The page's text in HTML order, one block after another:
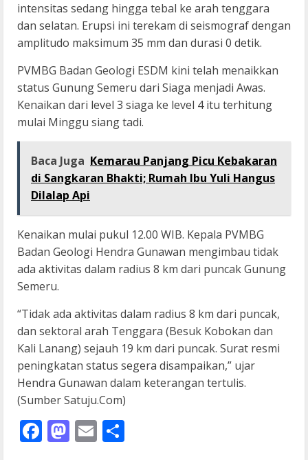
intensitas sedang hingga tebal ke arah tenggara
dan selatan. Erupsi ini terekam di seismograf dengan
amplitudo maksimum 35 mm dan durasi 0 detik.
PVMBG Badan Geologi ESDM kini telah menaikkan
status Gunung Semeru dari Siaga menjadi Awas.
Kenaikan dari level 3 siaga ke level 4 itu terhitung
mulai Minggu siang tadi.
Baca Juga Kemarau Panjang Picu Kebakaran
di Sangkaran Bhakti; Rumah Ibu Yuli Hangus
Dilalap Api
Kenaikan mulai pukul 12.00 WIB. Kepala PVMBG
Badan Geologi Hendra Gunawan mengimbau tidak
ada aktivitas dalam radius 8 km dari puncak Gunung
Semeru.
“Tidak ada aktivitas dalam radius 8 km dari puncak,
dan sektoral arah Tenggara (Besuk Kobokan dan
Kali Lanang) sejauh 19 km dari puncak. Surat resmi
peningkatan status segera disampaikan,” ujar
Hendra Gunawan dalam keterangan tertulis.
(Sumber Satuju.Com)
Facebook
Mastodon
Email